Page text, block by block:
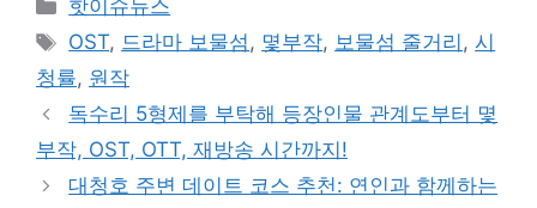
테
리
핫이슈뉴스
태
그
OST, 드라마 보물섬, 몇부작, 보물섬 줄거리 ,시
청률, 원작
독수리 5형제를 부탁해 등장인물 관계도부터 몇
부작, OST, OTT, 재방송 시간까지!
대청호 주변 데이트 코스 추천: 연인과 함께하는